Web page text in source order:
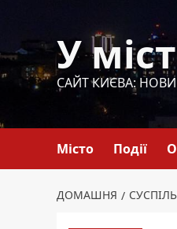
вмісту
У
САЙТ КИЄВА:
Місто Події
ДОМАШНЯ